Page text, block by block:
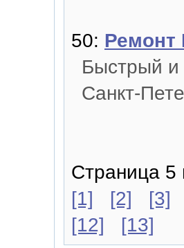
50: Ремонт
Быстрый и
Санкт-
Страница 5
[1]
[2]
[3]
[12]
[13]